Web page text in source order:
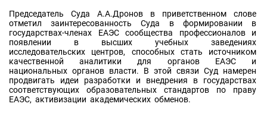
Председатель Суда А.А.Дронов в приветственном слове
отметил заинтересованность Суда в формировании в
государствах-членах ЕАЭС сообщества профессионалов и
появлении в высших учебных заведениях
исследовательских центров, способных стать источником
качественной аналитики для органов ЕАЭС и
национальных органов власти. В этой связи Суд намерен
продвигать идеи разработки и внедрения в государствах
соответствующих образовательных стандартов по праву
ЕАЭС, активизации академических обменов.